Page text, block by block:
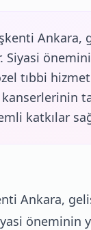
Ankara,
Siyasi
tıbbi
kanserlerinin
katkılar
Ankara,
öneminin